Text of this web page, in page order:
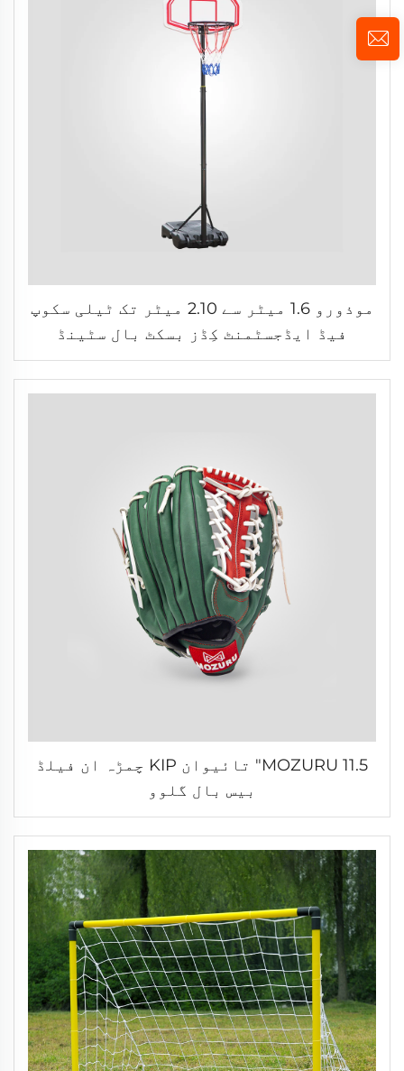
موذورو 1.6 میٹر سے 2.10 میٹر تک ٹیلی سکوپ
فیڈ ایڈجسٹمنٹ کِڈز بسکٹ بال سٹینڈ
MOZURU 11.5" تائیوان KIP چمڑہ ان فیلڈ
بیس بال گلوو